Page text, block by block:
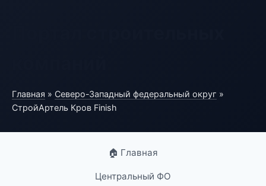
Главная » Северо-Западный федеральный округ »
СтройАртель Кров Finish
🏠 Главная
Центральный ФО